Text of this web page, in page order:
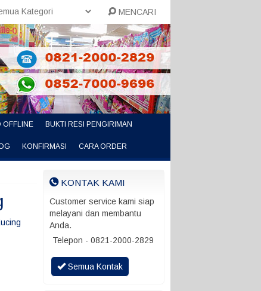
MENCARI
OFFLINE BUKTI RESI PENGIRIMAN
KONFIRMASI CARA ORDER
KONTAK KAMI
Customer service kami siap
melayani dan membantu
Anda.
Telepon - 0821-2000-2829
Semua Kontak